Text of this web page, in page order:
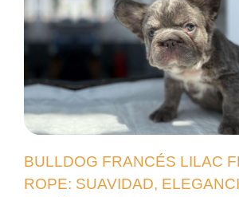
BULLDOG FRANCÉS LILAC
ROPE: SUAVIDAD,